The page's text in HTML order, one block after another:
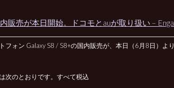
販売が本日開始。ドコモとauが取り扱い –
フォン Galaxy S8 / S8+の国内販売が、本日（6月8日）よ
次のとおりです。すべて税込